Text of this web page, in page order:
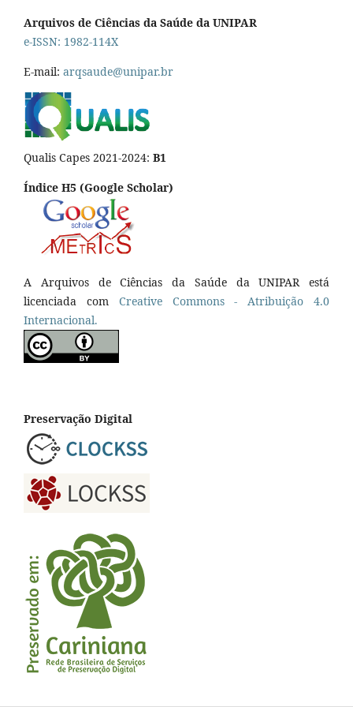
Arquivos de Ciências da Saúde da UNIPAR
e-ISSN: 1982-114X
E-mail: arqsaude@unipar.br
Qualis Capes 2021-2024: B1
Índice H5 (Google Scholar)
A Arquivos de Ciências da Saúde da UNIPAR está
licenciada com Creative Commons - Atribuição 4.0
Internacional.
Preservação Digital